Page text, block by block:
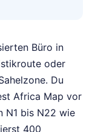
Büro in
oder
Du
Africa Map vor
N1 bis N22 wie
400